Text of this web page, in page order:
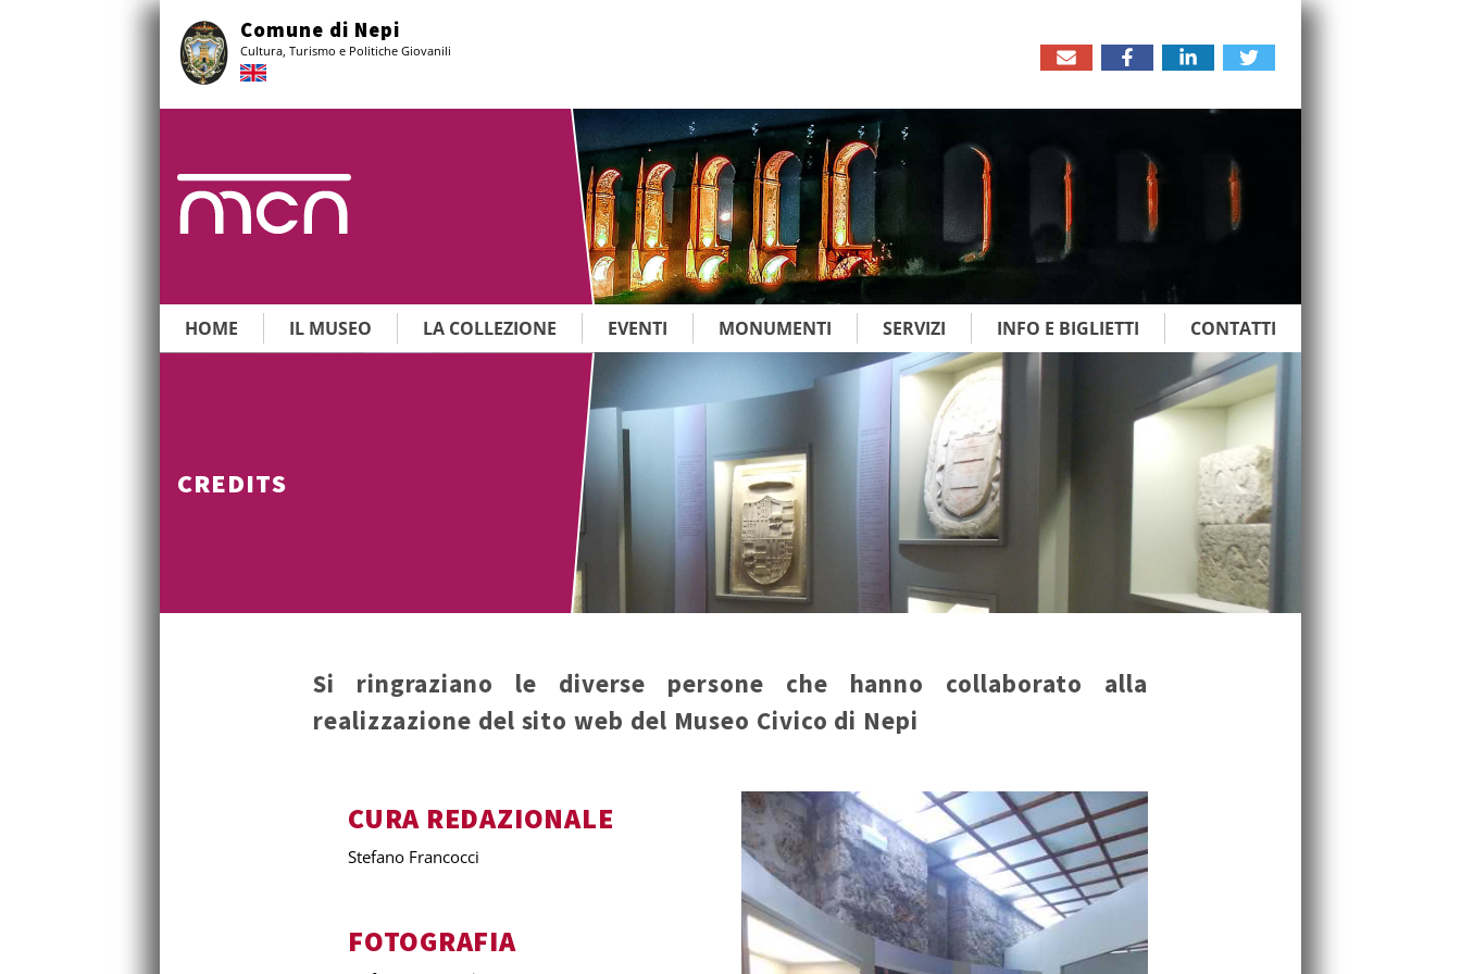
Vai
contenuto
principale
Comune di Nepi
Cultura, Turismo e Politiche Giovanili
HOME IL MUSEO LA COLLEZIONE EVENTI MONUMENTI SERVIZI INFO E BIGLIETTI CONTATTI
CREDITS
Si ringraziano le diverse persone che hanno collaborato alla
realizzazione del sito web del Museo Civico di Nepi
CURA REDAZIONALE
Stefano Francocci
FOTOGRAFIA